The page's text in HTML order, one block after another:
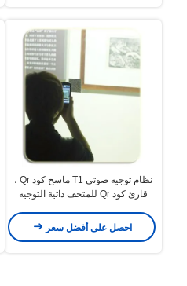
نظام توجيه صوتي T1 ماسح كود Qr ،
قارئ كود Qr للمتحف ذاتية التوجيه
احصل على أفضل سعر